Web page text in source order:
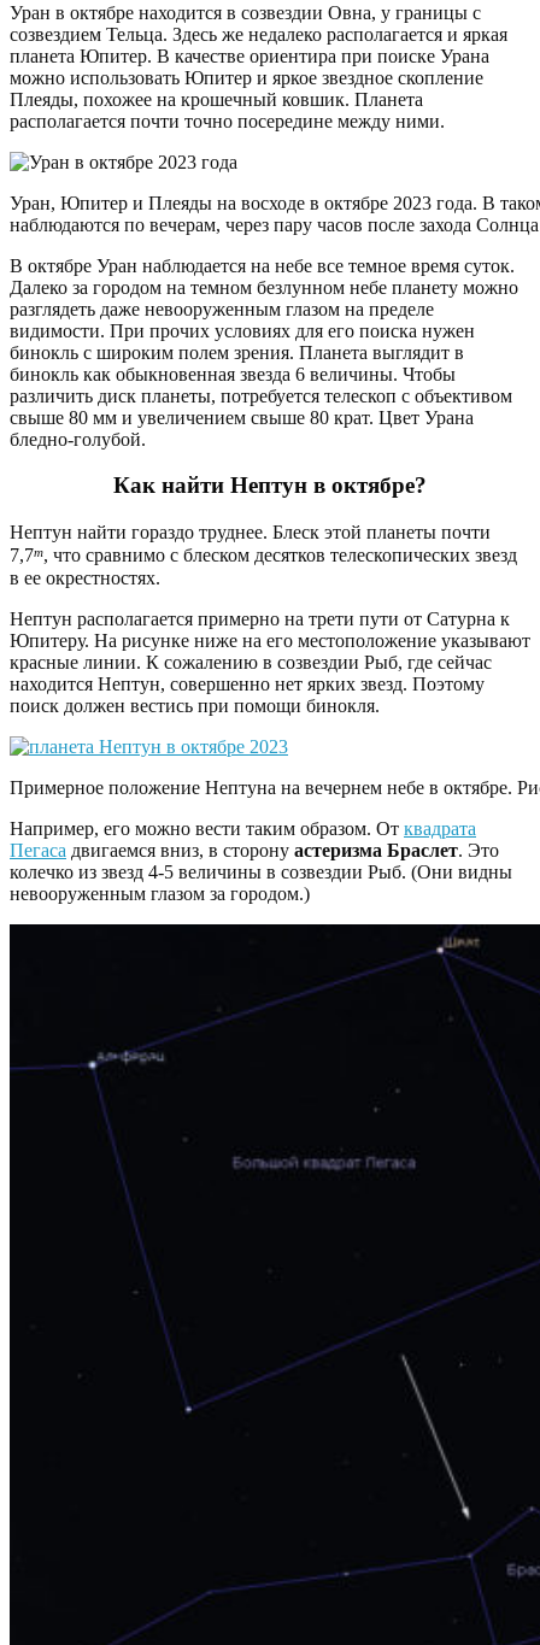
Уран в октябре находится в созвездии Овна, у границы с
созвездием Тельца. Здесь же недалеко располагается и яркая
планета Юпитер. В качестве ориентира при поиске Урана
можно использовать Юпитер и яркое звездное скопление
Плеяды, похожее на крошечный ковшик. Планета
располагается почти точно посередине между ними.
Уран, Юпитер и Плеяды на восходе в октябре 2023 года. В
наблюдаются по вечерам, через пару часов после захода
В октябре Уран наблюдается на небе все темное время суток.
Далеко за городом на темном безлунном небе планету можно
разглядеть даже невооруженным глазом на пределе
видимости. При прочих условиях для его поиска нужен
бинокль с широким полем зрения. Планета выглядит в
бинокль как обыкновенная звезда 6 величины. Чтобы
различить диск планеты, потребуется телескоп с объективом
свыше 80 мм и увеличением свыше 80 крат. Цвет Урана
бледно-голубой.
Как найти Нептун в октябре?
Нептун найти гораздо труднее. Блеск этой планеты почти
7,7m, что сравнимо с блеском десятков телескопических звезд
в ее окрестностях.
Нептун располагается примерно на трети пути от Сатурна к
Юпитеру. На рисунке ниже на его местоположение указывают
красные линии. К сожалению в созвездии Рыб, где сейчас
находится Нептун, совершенно нет ярких звезд. Поэтому
поиск должен вестись при помощи бинокля.
Примерное положение Нептуна на вечернем небе в октябре.
Например, его можно вести таким образом. От квадрата
Пегаса двигаемся вниз, в сторону астеризма Браслет. Это
колечко из звезд 4-5 величины в созвездии Рыб. (Они видны
невооруженным глазом за городом.)